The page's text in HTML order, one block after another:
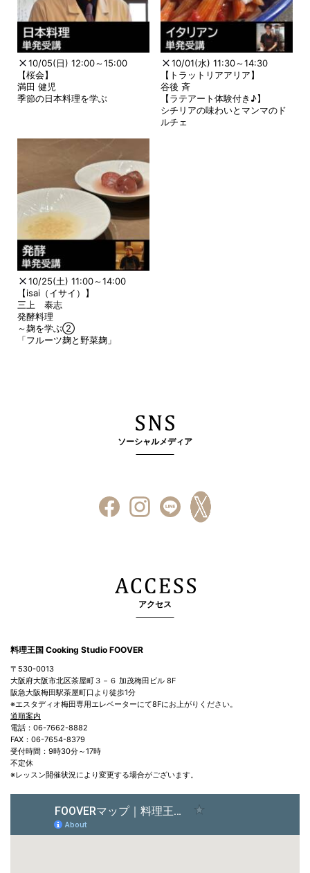
10/05(日) 12:00～15:00
【桜会】
満田 健児
季節の日本料理を学ぶ
10/01(水) 11:30～14:30
【トラットリアアリア】
谷後 斉
【ラテアート体験付き♪】
シチリアの味わいとマンマのド
ルチェ
10/25(土) 11:00～14:00
【isai（イサイ）】
三上 泰志
発酵料理
～麹を学ぶ②
「フルーツ麹と野菜麹」
ソーシャルメディア
アクセス
料理王国 Cooking Studio FOOVER
〒530-0013
大阪府大阪市北区茶屋町３－６ 加茂梅田ビル 8F
阪急大阪梅田駅茶屋町口より徒歩1分
※エスタディオ梅田専用エレベーターにて8Fにお上がりください。
道順案内
電話：06-7662-8882
FAX：06-7654-8379
受付時間：9時30分～17時
不定休
※レッスン開催状況により変更する場合がございます。